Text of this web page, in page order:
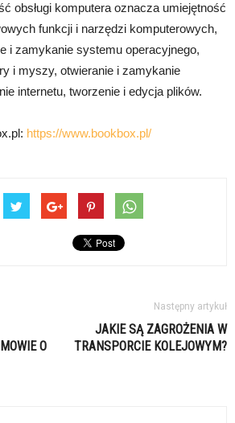
obsługi komputera oznacza umiejętność
funkcji i narzędzi komputerowych,
i zamykanie systemu operacyjnego,
i myszy, otwieranie i zamykanie
internetu, tworzenie i edycja plików.
https://www.bookbox.pl/
O
Następny artykuł
JAKIE SĄ ZAGROŻENIA W
TRANSPORCIE KOLEJOWYM?